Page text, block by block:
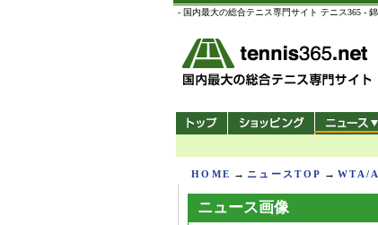
- 国内最大の総合テニス専門サイト テニス365 -
HOME → ニュースTOP →WTA/
ニュース画像